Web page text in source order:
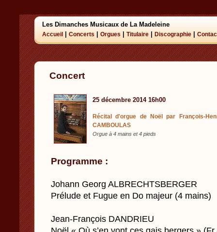
Les Dimanches Musicaux de La Madeleine
Accueil Concerts Orgues Titulaire Discographie
Concert
25 décembre 2014 16h00
Récital d'orgue de Noël par François-
CAMBOULAS
Orgue à 4 mains et 4 pieds
Programme :
Johann Georg ALBRECHTSBERGER
Prélude et Fugue en Do majeur (4 mains)
Jean-François DANDRIEU